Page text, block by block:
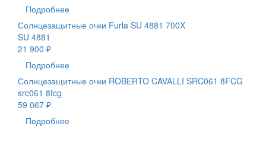
Подробнее
Солнцезащитные очки Furla SU 4881 700X
SU 4881
21 900 ₽
Подробнее
Солнцезащитные очки ROBERTO CAVALLI SRC061 8FCG
src061 8fcg
59 067 ₽
Подробнее